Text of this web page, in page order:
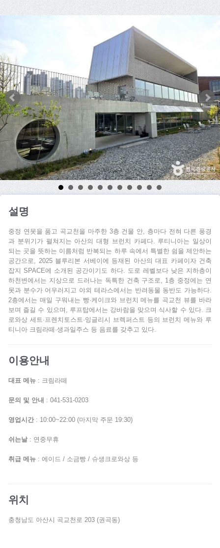
설명
중정 연못을 품고 곡교천을 마주한 3층 건물 안, 층마다 전혀 다른 풍경
과 분위기가 펼쳐지는 아산의 대형 브런치 카페다. 루티니아는 일상이
되는 곳을 뜻하는 이름처럼 반복되는 하루 속에서 특별한 쉼을 제안하는
공간으로, 2025 블루리본 서베이에 등재된 아산의 대표 카페이자 건축
잡지 SPACE에 소개된 공간이기도 하다. 도로 레벨보다 낮은 지하층이
하천변에서는 지상으로 드러나는 독특한 건축 구조로, 1층 중정에는 연
못과 분수가 어우러지고 야외 테라스에서는 반려동물 동반도 가능하다.
2층에서는 매일 구워내는 빵·케이크와 브런치 메뉴를 곡교천 뷰를 바라
보며 즐길 수 있으며, 루프탑에서는 강바람을 맞으며 식사할 수 있다. 크
로와상 세트·프렌치토스트·잉글리시 브렉퍼스트 등의 브런치 메뉴와 루
티니아 크림라떼·생과일주스 등 음료를 갖추고 있다.
이용안내
대표 메뉴 : 크림라떼
문의 및 안내 : 041-531-0203
영업시간 : 10:00~22:00 (마지막 주문 19:30)
쉬는날 : 연중무휴
취급 메뉴 : 에이드 / 소금빵 / 슈생크로와상 등
위치
충청남도 아산시 곡교천로 203 (권곡동)